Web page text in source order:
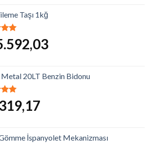
Taşı 1kğ
aldı
20LT Benzin Bidonu
aldı
İspanyolet Mekanizması